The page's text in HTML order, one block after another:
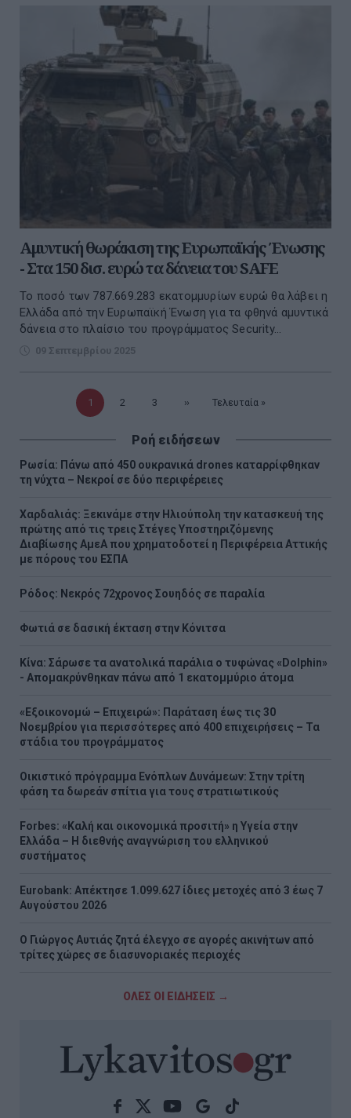
Αμυντική θωράκιση της Ευρωπαϊκής Ένωσης
- Στα 150 δισ. ευρώ τα δάνεια του SAFE
Το ποσό των 787.669.283 εκατομμυρίων ευρώ θα λάβει η
Ελλάδα από την Ευρωπαϊκή Ένωση για τα φθηνά αμυντικά
δάνεια στο πλαίσιο του προγράμματος Security...
09 Σεπτεμβρίου 2025
Τρέχουσα
1 Σελίδα
2 Σελίδα
3 Επόμενη
›› Τελευταία
Τελευταία »
Ροή ειδήσεων
Ρωσία: Πάνω από 450 ουκρανικά drones καταρρίφθηκαν
τη νύχτα – Νεκροί σε δύο περιφέρειες
Χαρδαλιάς: Ξεκινάμε στην Ηλιούπολη την κατασκευή της
πρώτης από τις τρεις Στέγες Υποστηριζόμενης
Διαβίωσης ΑμεΑ που χρηματοδοτεί η Περιφέρεια Αττικής
με πόρους του ΕΣΠΑ
Ρόδος: Νεκρός 72χρονος Σουηδός σε παραλία
Φωτιά σε δασική έκταση στην Κόνιτσα
Κίνα: Σάρωσε τα ανατολικά παράλια ο τυφώνας «Dolphin»
- Απομακρύνθηκαν πάνω από 1 εκατομμύριο άτομα
«Εξοικονομώ – Επιχειρώ»: Παράταση έως τις 30
Νοεμβρίου για περισσότερες από 400 επιχειρήσεις – Τα
στάδια του προγράμματος
Οικιστικό πρόγραμμα Ενόπλων Δυνάμεων: Στην τρίτη
φάση τα δωρεάν σπίτια για τους στρατιωτικούς
Forbes: «Καλή και οικονομικά προσιτή» η Υγεία στην
Ελλάδα – Η διεθνής αναγνώριση του ελληνικού
συστήματος
Eurobank: Απέκτησε 1.099.627 ίδιες μετοχές από 3 έως 7
Αυγούστου 2026
Ο Γιώργος Αυτιάς ζητά έλεγχο σε αγορές ακινήτων από
τρίτες χώρες σε διασυνοριακές περιοχές
ΟΛΕΣ ΟΙ ΕΙΔΗΣΕΙΣ →